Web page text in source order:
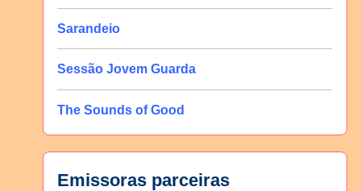
Sarandeio
Sessão Jovem Guarda
The Sounds of Good
Emissoras parceiras